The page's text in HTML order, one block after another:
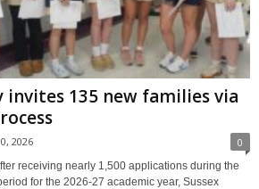
invites 135 new families via
2026 0
receiving nearly 1,500 applications during the
for the 2026-27 academic year, Sussex